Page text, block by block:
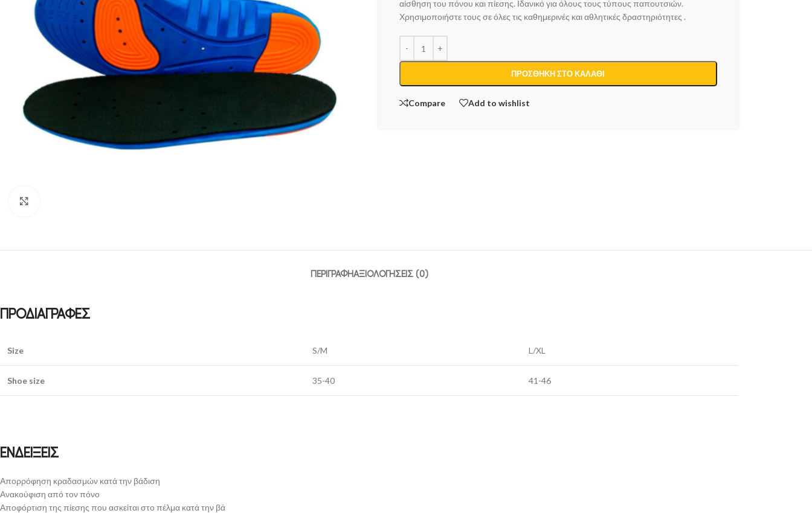
αίσθηση του πόνου και πίεσης. Ιδανικό για όλους τους τύπους παπουτσιών.
Χρησιμοποιήστε τους σε όλες τις καθημερινές και αθλητικές δραστηριότητες .
ΠΡΟΣΘΉΚΗ ΣΤΟ ΚΑΛΆΘΙ
Compare Add to wishlist
ΠΕΡΙΓΡΑΦΉΑΞΙΟΛΟΓΉΣΕΙΣ (0)
ΠΡΟΔΙΑΓΡΑΦΕΣ
Size S/M L/XL
Shoe size 35-40 41-46
ΕΝΔΕΙΞΕΙΣ
Απορρόφηση κραδασμών κατά την βάδιση
Ανακούφιση από τον πόνο
Αποφόρτιση της πίεσης που ασκείται στο πέλμα κατά την βά